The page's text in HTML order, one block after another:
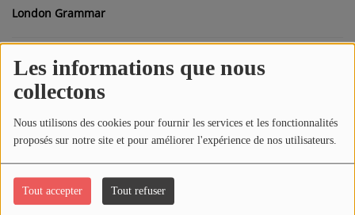
Les informations que nous
collectons
Nous utilisons des cookies pour fournir les services et les fonctionnalités
proposés sur notre site et pour améliorer l'expérience de nos utilisateurs.
Tout accepter Tout refuser
Médias
PODCASTS
Agenda
Titres diffusés
Se connecter
London Grammar
Louise Attaque
Matmatah